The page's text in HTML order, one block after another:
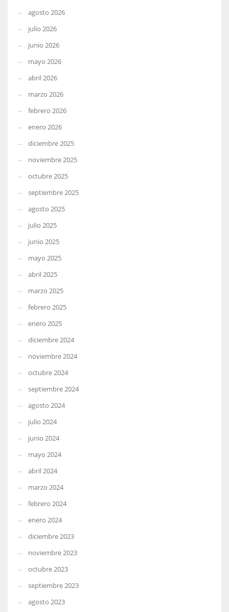
agosto 2026
julio 2026
junio 2026
mayo 2026
abril 2026
marzo 2026
febrero 2026
enero 2026
diciembre 2025
noviembre 2025
octubre 2025
septiembre 2025
agosto 2025
julio 2025
junio 2025
mayo 2025
abril 2025
marzo 2025
febrero 2025
enero 2025
diciembre 2024
noviembre 2024
octubre 2024
septiembre 2024
agosto 2024
julio 2024
junio 2024
mayo 2024
abril 2024
marzo 2024
febrero 2024
enero 2024
diciembre 2023
noviembre 2023
octubre 2023
septiembre 2023
agosto 2023